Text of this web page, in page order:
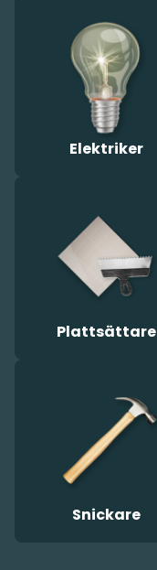
Elektriker
Plattsättare
Snickare